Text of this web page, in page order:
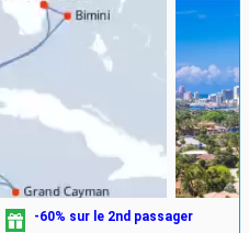
-60% sur le 2nd passager